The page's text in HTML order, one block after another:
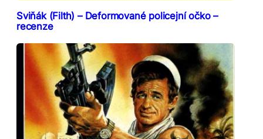
Sviňák (Filth) – Deformované policejní očko –
recenze